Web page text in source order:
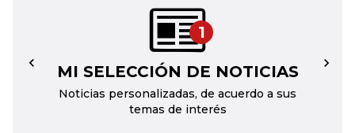
1
MI SELECCIÓN DE NOTICIAS
Noticias personalizadas, de acuerdo a sus
temas de interés
← →